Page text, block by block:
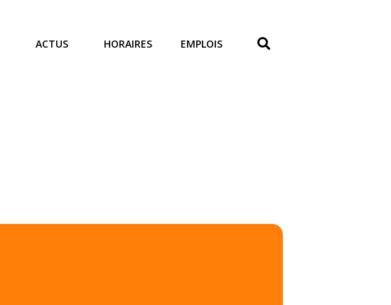
ACTUS HORAIRES EMPLOIS